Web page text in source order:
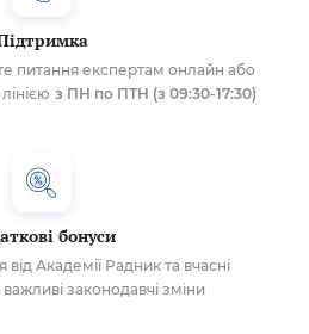
питання експертам онлайн або
з ПН по ПТН (з 09:30-17:30)
бонуси
Академії Радник та вчасні
законодавчі зміни